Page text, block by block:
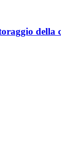
della